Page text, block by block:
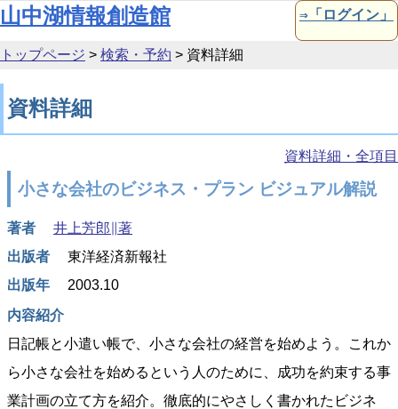
本文へ移動
山中湖情報創造館 ⇒「ログイン」
トップページ > 検索・予約 > 資料詳細
資料詳細
資料詳細・全項目
小さな会社のビジネス・プラン ビジュアル解説
著者
井上芳郎∥著
出版者
東洋経済新報社
出版年
2003.10
内容紹介
日記帳と小遣い帳で、小さな会社の経営を始めよう。これか
ら小さな会社を始めるという人のために、成功を約束する事
業計画の立て方を紹介。徹底的にやさしく書かれたビジネ